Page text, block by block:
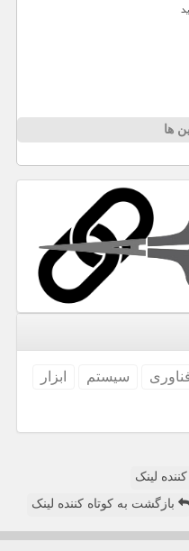
ها
سیستم
ابزار
لینک
بازگشت به کوتاه کننده لینک